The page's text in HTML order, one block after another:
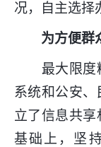
况，自主选择
为方便群
最大限度精
系统和公安
立了信息共
基础上，坚